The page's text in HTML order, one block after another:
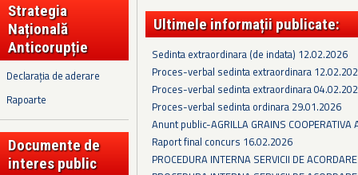
Strategia
Națională
Anticorupție
Declarația de aderare
Rapoarte
Documente de
interes public
Ultimele informații publicate:
Sedinta extraordinara (de indata) 12.02.2026
Proces-verbal sedinta extraordinara
Proces-verbal sedinta extraordinara
Proces-verbal sedinta ordinara 29.01.2026
Anunt public-AGRILLA GRAINS COOPERATIVA
Raport final concurs 16.02.2026
PROCEDURA INTERNA SERVICII DE